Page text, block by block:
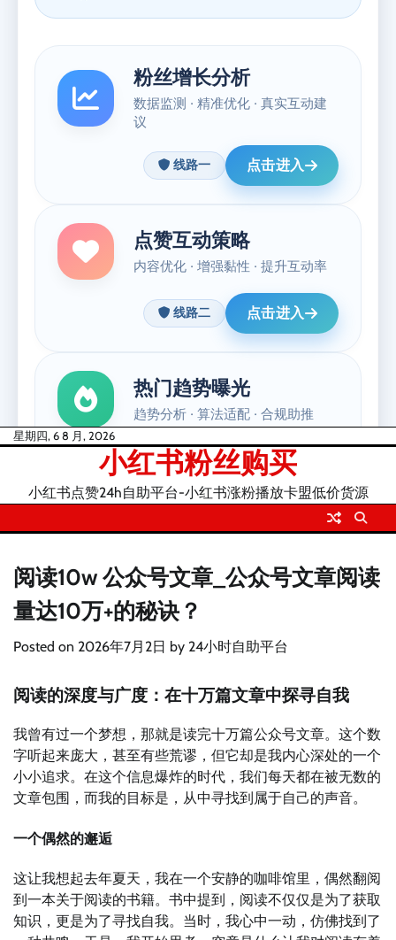
Skip星期四, 6 8 月, 2026
小红书粉丝购买
小红书点赞24h自助平台-小红书涨粉播放卡盟低价货源
阅读10w 公众号文章_公众号文章阅读
量达10万+的秘诀？
Posted on 2026年7月2日 by 24小时自助平台
阅读的深度与广度：在十万篇文章中探寻自我
我曾有过一个梦想，那就是读完十万篇公众号文章。这个数
字听起来庞大，甚至有些荒谬，但它却是我内心深处的一个
小小追求。在这个信息爆炸的时代，我们每天都在被无数的
文章包围，而我的目标是，从中寻找到属于自己的声音。
一个偶然的邂逅
这让我想起去年夏天，我在一个安静的咖啡馆里，偶然翻阅
到一本关于阅读的书籍。书中提到，阅读不仅仅是为了获取
知识，更是为了寻找自我。当时，我心中一动，仿佛找到了